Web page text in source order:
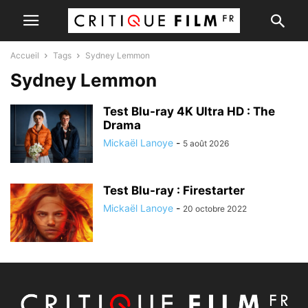
Accueil Tags Sydney Lemmon
Sydney Lemmon
Test Blu-ray 4K Ultra HD : The
Drama
Mickaël Lanoye - 5 août 2026
Test Blu-ray : Firestarter
Mickaël Lanoye - 20 octobre 2022